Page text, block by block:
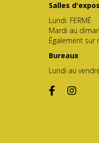
Salles
Lundi: FERMÉ
Mardi au
Également sur
Bureaux
Lundi au